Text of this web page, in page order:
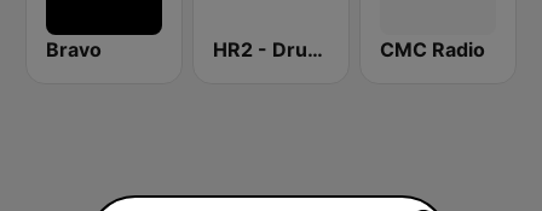
Bravo HR2 - Drugi program CMC Radio